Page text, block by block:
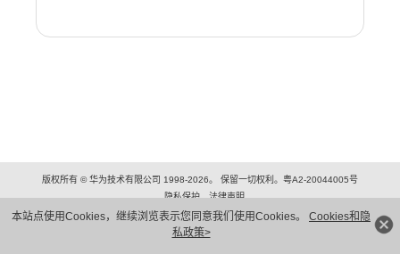
本站点使用Cookies，继续浏览表示您同意我们使用Cookies。 Cookies和隐
私政策>
版权所有 © 华为技术有限公司 1998-2026。 保留一切权利。粤A2-20044005号
隐私保护
法律声明